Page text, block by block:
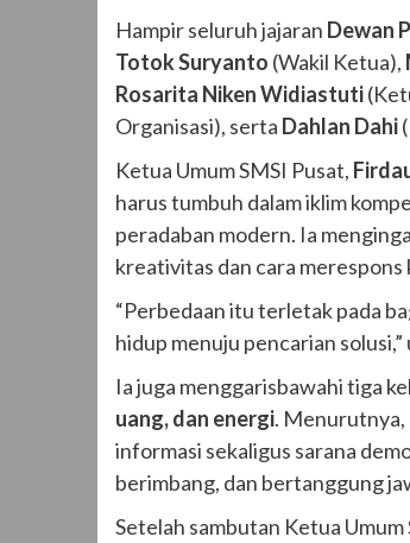
Hampir seluruh jajaran Dewan
Totok Suryanto (Wakil Ketua),
Rosarita Niken Widiastuti
Organisasi), serta Dahlan Dahi
Ketua Umum SMSI Pusat,
harus tumbuh dalam iklim
peradaban modern. Ia
kreativitas dan cara merespons
“Perbedaan itu terletak pada
hidup menuju pencarian solusi,”
Ia juga menggarisbawahi tiga
uang, dan energi. Menurutnya,
informasi sekaligus sarana
berimbang, dan bertanggung
Setelah sambutan Ketua